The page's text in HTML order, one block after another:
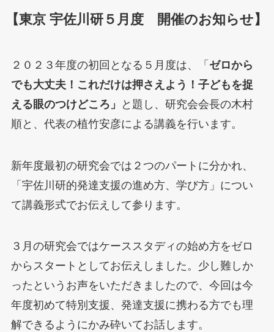
【東京 宇佐川研５ 月度 開催のお知らせ】
２０２３年度の初回となる５月度は、「 ゼロから
でも大丈夫！これだけは押さえよう！子どもを捉
える眼のつけどころ」
と題し、研究会会長の木村
順と、代表の植竹安彦による講義を行います。
新年度最初の研究会では２つのパートに分かれ、
「宇佐川研的発達支援の進め方、学び方」につい
て講義形式でお伝えして参ります。
３月の研究会ではケーススタディの始め方をゼロ
からスタートとしてお伝えしました。少し難しか
ったというお声をいただきましたので、今回は今
年度初めて特別支援、発達支援に携わる方でも理
解できるようにかみ砕いてお話します。